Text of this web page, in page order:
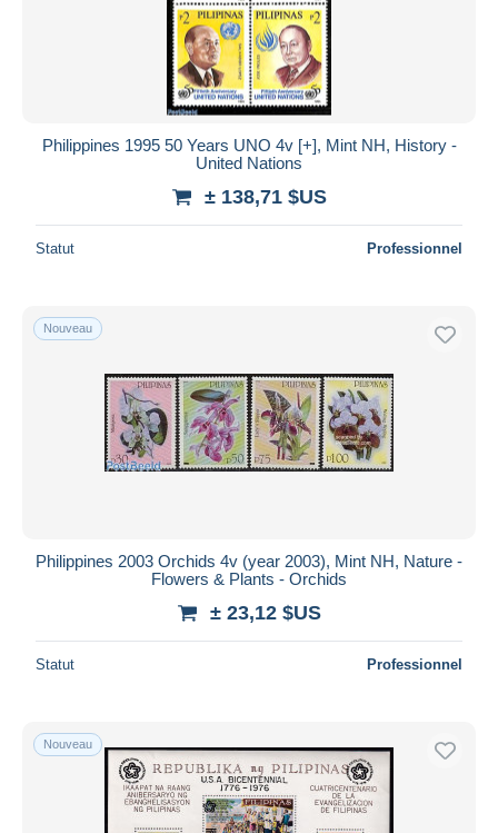
Philippines 1995 50 Years UNO 4v [+], Mint NH, History -
United Nations
± 138,71 $US
Statut Professionnel
Nouveau
Philippines 2003 Orchids 4v (year 2003), Mint NH, Nature -
Flowers & Plants - Orchids
± 23,12 $US
Statut Professionnel
Nouveau